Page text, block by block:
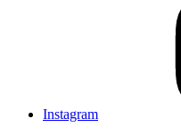
Instagram